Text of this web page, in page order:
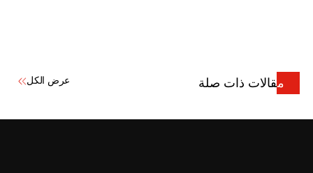
مقالات ذات صلة عرض الكل